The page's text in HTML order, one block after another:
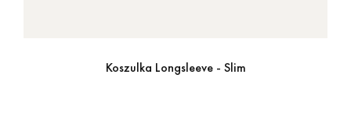
Koszulka Longsleeve - Slim